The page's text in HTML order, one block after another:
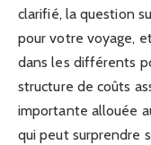
clarifié, la question
pour votre voyage,
dans les différents
structure de coûts
importante allouée
qui peut surprendre